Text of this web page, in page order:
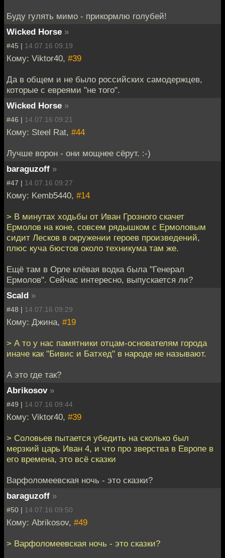
Буду гулять мимо - прикормлю голубей!
Wicked Horse »
#45 | 14.07.16 09:19
Кому: Viktor40, #39
Да в общем и не было российских самодержцев,
которые с евреями "не того".
Wicked Horse »
#46 | 14.07.16 09:21
Кому: Steel Rat, #44
Лучше ворон - они мощнее сёрут. :-)
baraguzoff »
#47 | 14.07.16 09:27
Кому: Kemb5440, #14
> В минутах ходьбы от Иван Грозного скачет
Ермолов на коне, совсем рядышком с Ермоловым
сидит Лесков в окружении героев произведений,
плюс куча бюстов около техникума там же.
Ещё там в Орле клёвая водка была "Генерал
Ермолов". Сейчас интересно, выпускается ли?
Scald »
#48 | 14.07.16 09:29
Кому: Джина, #19
> А то у нас памятники отцам-основателям города
иначе как "Бивис и Батхед" в народе не называют.
А это где так?
Abrikosov »
#49 | 14.07.16 09:44
Кому: Viktor40, #39
> Соловьев пытается убедить на сколько был
мерзкий царь Иван 4, и что про зверства в Европе в
его времена, это всё сказки
Варфоломеевская ночь - это сказки?
baraguzoff »
#50 | 14.07.16 09:50
Кому: Abrikosov, #49
> Варфоломеевская ночь - это сказки?